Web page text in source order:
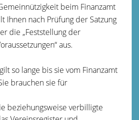
beim Finanzamt
Ihnen nach Prüfung der Satzung
die „Feststellung der
aus.
so lange bis sie vom Finanzamt
brauchen sie für
beziehungsweise verbilligte